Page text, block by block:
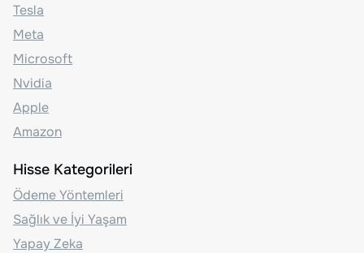
Tesla
Meta
Microsoft
Nvidia
Apple
Amazon
Hisse Kategorileri
Ödeme Yöntemleri
Sağlık ve İyi Yaşam
Yapay Zeka